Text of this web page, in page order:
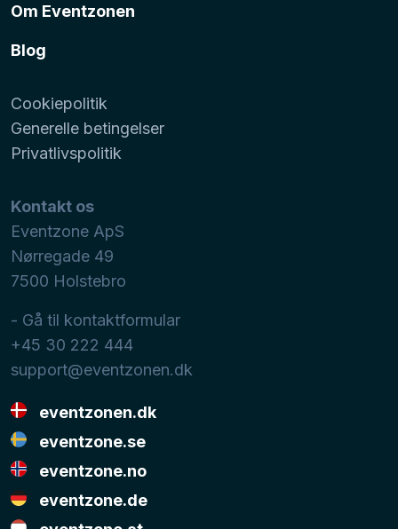
Om Eventzonen
Blog
Cookiepolitik
Generelle betingelser
Privatlivspolitik
Kontakt os
Eventzone ApS
Nørregade 49
7500 Holstebro
- Gå til kontaktformular
+45 30 222 444
support@eventzonen.dk
eventzonen.dk
eventzone.se
eventzone.no
eventzone.de